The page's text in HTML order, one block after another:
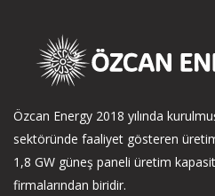
Özcan Energy 2018 yılında
sektöründe faaliyet gösteren üretim
1,8 GW güneş paneli üretim
firmalarından biridir.